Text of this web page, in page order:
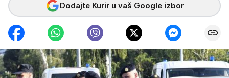
Dodajte Kurir u vaš Google izbor